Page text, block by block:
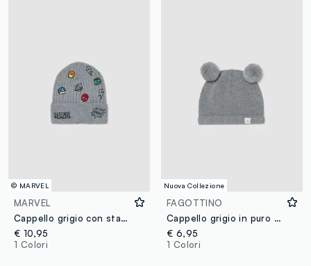
© MARVEL
MARVEL
Cappello grigio con stampa Avengers per bambino e ragazzo
€ 10,95
1 Colori
Nuova Collezione
FAGOTTINO
Cappello grigio in puro cotone organico con pompon per neonati
€ 6,95
1 Colori